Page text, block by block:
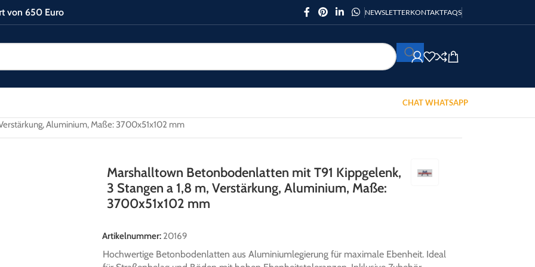
von 650 Euro NEWSLETTERKONTAKTFAQS
CHAT WHATSAPP
Aluminium, Maße: 3700x51x102 mm
Marshalltown Betonbodenlatten mit T91 Kippgelenk,
3 Stangen a 1,8 m, Verstärkung, Aluminium, Maße:
3700x51x102 mm
Artikelnummer: 20169
Hochwertige Betonbodenlatten aus Aluminiumlegierung für maximale Ebenheit. Ideal